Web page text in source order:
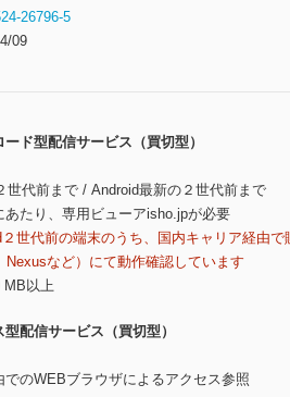
26796-5
09
ード型配信サービス（買切型）
世代前まで / Android最新の２世代前まで
たり、専用ビューアisho.jpが必要
世代前の端末のうち、国内キャリア経由で
Nexusなど）にて動作確認しています
MB以上
型配信サービス（買切型）
のWEBブラウザによるアクセス参照